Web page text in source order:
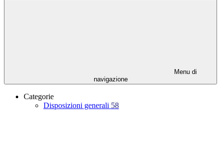
Menu di
navigazione
Categorie
Disposizioni generali 58